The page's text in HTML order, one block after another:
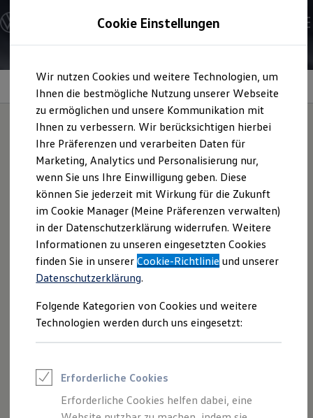
Hauptinhalt
springen
Footer
springen
Modelle und Konfigurator
Konfigurator
Modelle vergleichen
Elektroautos
ENERGY Sondermodelle
Nutzfahrzeuge
SUV und CUV
Familienautos
Kombis
Kompaktwagen
Sportwagen
Schnell verfügbare Fahrzeuge
Angebote und Produkte
Aktuelle Angebote
E-Auto-Förderung
Volkswagen Marktplatz
Die ENERGY Sondermodelle
Junge Gebrauchtwagen und Gebrauchtwagen
Volkswagen Zertifizierte Gebrauchtwagen
Elektromobilität bei Gebrauchtwagen
Saisonangebote
Reifenpakete
Leasing
Leasing-Angebote
Elektroauto Leasing
Kleinwagen-Leasing
Leasing ohne Anzahlung
Information
Standheizung
Die Standheizung kann ganzjährig für eine angenehme
Temperatur in Ihrem Volkswagensorgen. Erfahren Sie mehr
zur Funktionsweise und Bedienung der Standheizung und
entdecken Sie komfortable Vorteile.
Cookie Einstellungen
Wir nutzen Cookies und weitere Technologien, um
Ihnen die bestmögliche Nutzung unserer Webseite
zu ermöglichen und unsere Kommunikation mit
Ihnen zu verbessern. Wir berücksichtigen hierbei
Ihre Präferenzen und verarbeiten Daten für
Marketing, Analytics und Personalisierung nur,
wenn Sie uns Ihre Einwilligung geben. Diese
können Sie jederzeit mit Wirkung für die Zukunft
im Cookie Manager (Meine Präferenzen verwalten)
in der Datenschutzerklärung widerrufen. Weitere
Informationen zu unseren eingesetzten Cookies
finden Sie in unsererCookie-Richtlinie und unserer
Datenschutzerklärung.
Folgende Kategorien von Cookies und weitere
Technologien werden durch uns eingesetzt:
Erforderliche Cookies
Erforderliche Cookies helfen dabei, eine